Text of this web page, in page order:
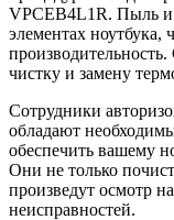
VPCEB4L1R. Пыль и
элементах ноутбука,
чистку и замену
Сотрудники
обладают
обеспечить вашему
Они не только
произведут осмотр
неисправностей.